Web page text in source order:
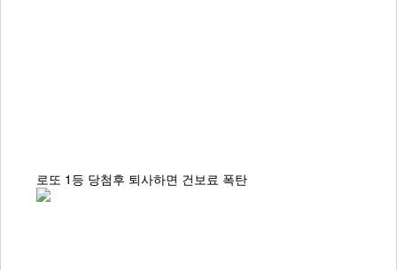
로또 1등 당첨후 퇴사하면 건보료 폭탄